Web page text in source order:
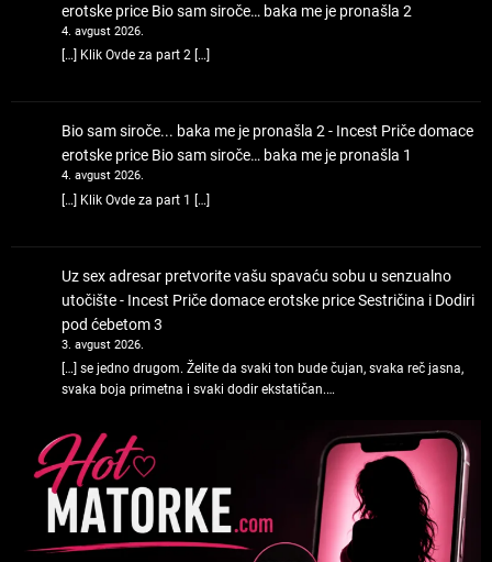
erotske price Bio sam siroče… baka me je pronašla 2
4. avgust 2026.
[…] Klik Ovde za part 2 […]
Bio sam siroče... baka me je pronašla 2 - Incest Priče domace
erotske price Bio sam siroče… baka me je pronašla 1
4. avgust 2026.
[…] Klik Ovde za part 1 […]
Uz sex adresar pretvorite vašu spavaću sobu u senzualno
utočište - Incest Priče domace erotske price Sestričina i Dodiri
pod ćebetom 3
3. avgust 2026.
[…] se jedno drugom. Želite da svaki ton bude čujan, svaka reč jasna,
svaka boja primetna i svaki dodir ekstatičan.…